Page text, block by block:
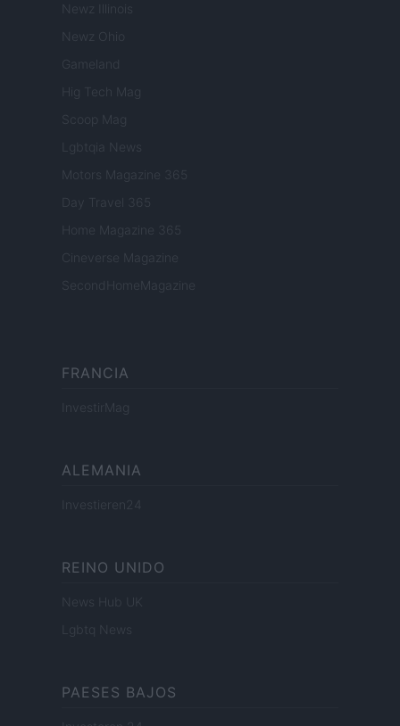
Newz Illinois
Newz Ohio
Gameland
Hig Tech Mag
Scoop Mag
Lgbtqia News
Motors Magazine 365
Day Travel 365
Home Magazine 365
Cineverse Magazine
SecondHomeMagazine
FRANCIA
InvestirMag
ALEMANIA
Investieren24
REINO UNIDO
News Hub UK
Lgbtq News
PAESES BAJOS